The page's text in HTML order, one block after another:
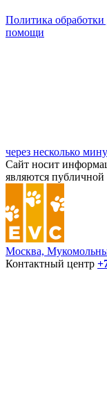
Политика
помощи
через несколько
Сайт носит
являются публичной
Москва,
Контактный центр